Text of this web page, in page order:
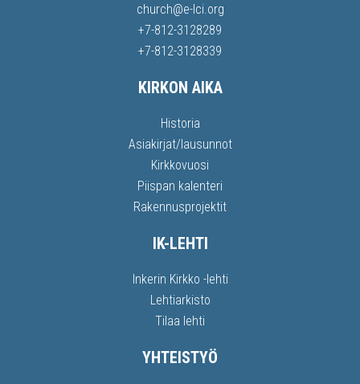
church@e-lci.org
+7-812-3128289
+7-812-3128339
KIRKON AIKA
Historia
Asiakirjat/lausunnot
Kirkkovuosi
Piispan kalenteri
Rakennusprojektit
IK-LEHTI
Inkerin Kirkko -lehti
Lehtiarkisto
Tilaa lehti
YHTEISTYÖ